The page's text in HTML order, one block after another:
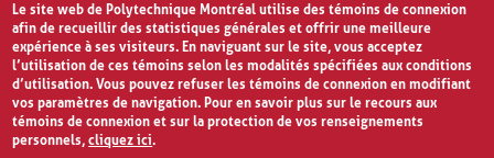
Le site web de Polytechnique Montréal utilise des témoins de connexion
afin de recueillir des statistiques générales et offrir une meilleure
expérience à ses visiteurs. En naviguant sur le site, vous acceptez
l’utilisation de ces témoins selon les modalités spécifiées aux conditions
d’utilisation. Vous pouvez refuser les témoins de connexion en modifiant
vos paramètres de navigation. Pour en savoir plus sur le recours aux
témoins de connexion et sur la protection de vos renseignements
personnels,cliquez ici.